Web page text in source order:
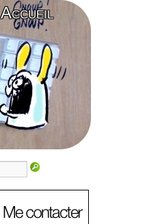
Accueil